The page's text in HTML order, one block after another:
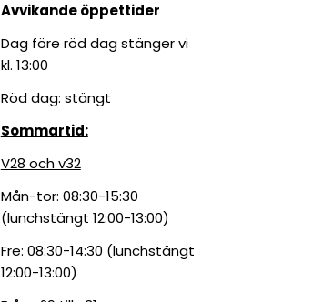
Avvikande öppettider
Dag före röd dag stänger vi
kl. 13:00
Röd dag: stängt
Sommartid:
V28 och v32
Mån-tor: 08:30-15:30
(lunchstängt 12:00-13:00)
Fre: 08:30-14:30 (lunchstängt
12:00-13:00)